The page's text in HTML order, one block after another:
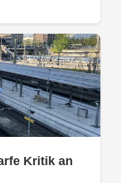
Kritik an